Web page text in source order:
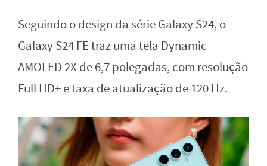
Seguindo o design da série Galaxy S24, o
Galaxy S24 FE traz uma tela Dynamic
AMOLED 2X de 6,7 polegadas, com resolução
Full HD+ e taxa de atualização de 120 Hz.